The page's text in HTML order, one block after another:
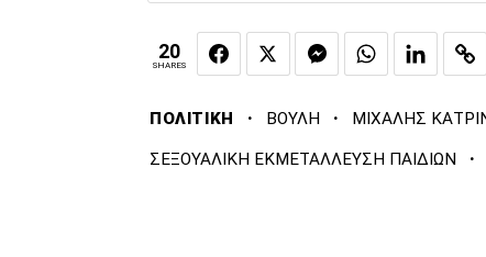
20
SHARES
ΠΟΛΙΤΙΚΗ · ΒΟΥΛΗ · ΜΙΧΑΛΗΣ
ΣΕΞΟΥΑΛΙΚΗ ΕΚΜΕΤΑΛΛΕΥΣΗ ΠΑΙΔΙΩΝ ·